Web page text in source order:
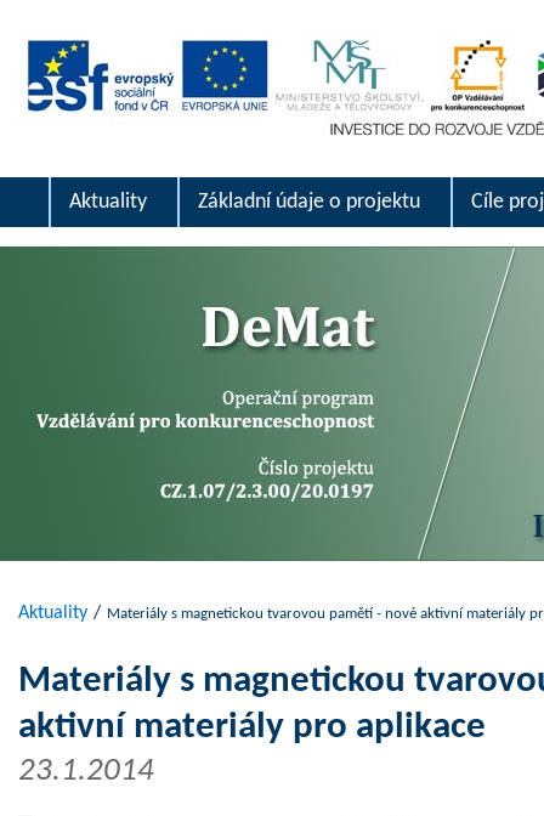
Aktuality Základní údaje o projektu Cíle
Aktuality / Materiály s magnetickou tvarovou pamětí - nové aktivní materiály
Materiály s magnetickou
aktivní materiály pro aplikace
23.1.2014